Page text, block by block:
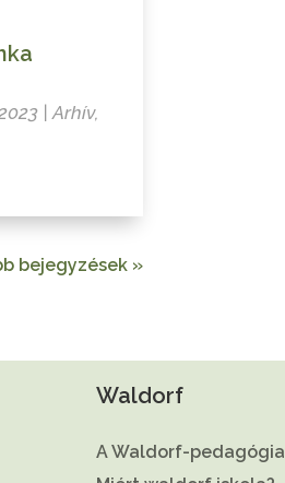
|Arhív,
bejegyzések »
Waldorf
A Waldorf-pedagógia